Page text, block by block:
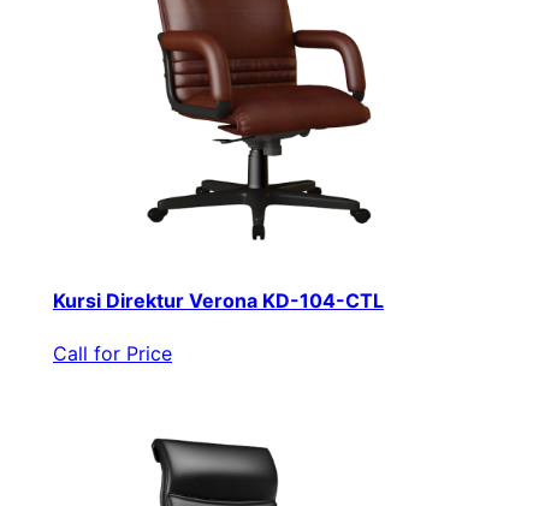
Kursi Direktur Verona KD-104-CTL
Call for Price